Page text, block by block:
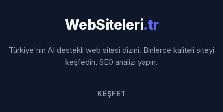
WebSiteleri.tr
Türkiye'nin AI destekli web sitesi dizini. Binlerce kaliteli siteyi
keşfedin, SEO analizi yapın.
KEŞFET